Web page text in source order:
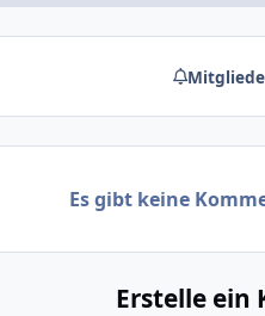
Es gibt keine
Erstelle ein